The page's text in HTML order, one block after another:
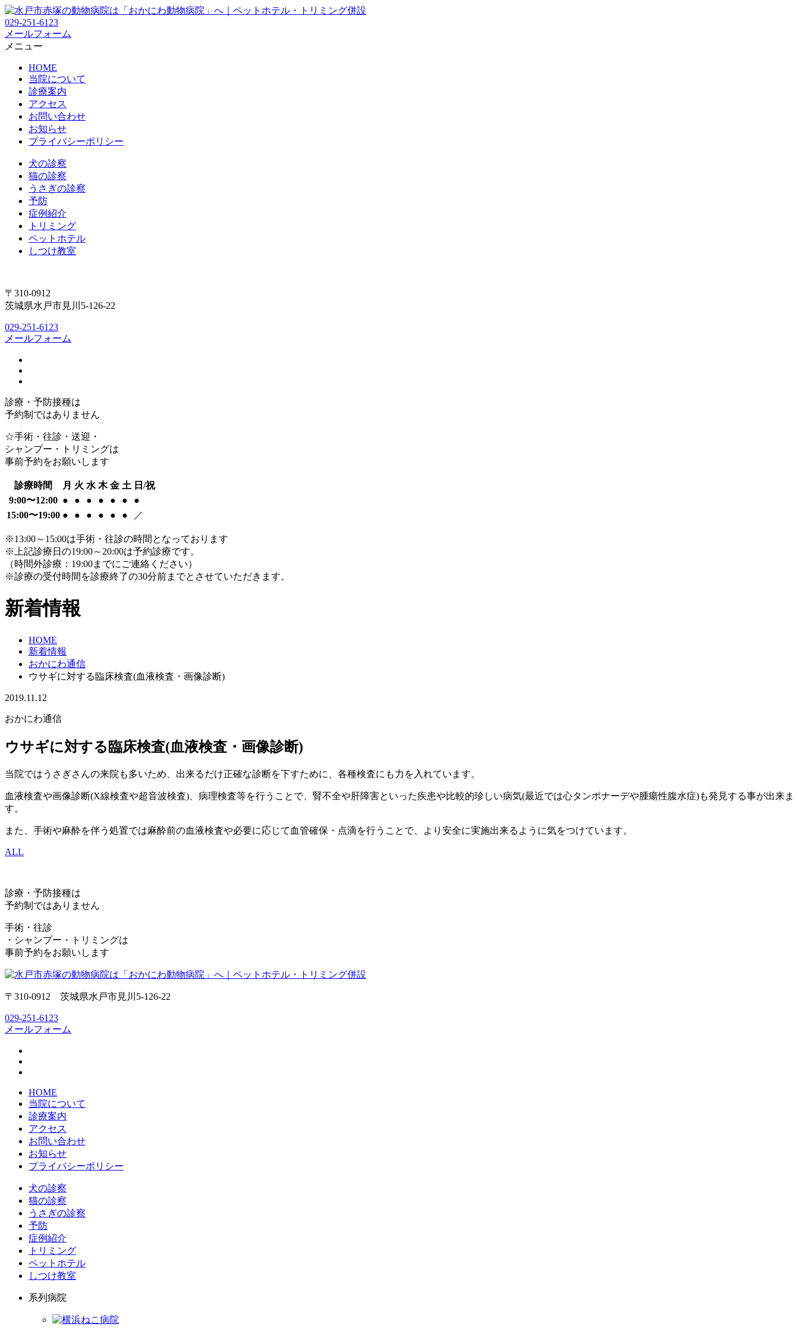
029-251-6123
メールフォーム
メニュー
HOME
当院について
診療案内
アクセス
お問い合わせ
お知らせ
プライバシーポリシー
犬の診察
猫の診察
うさぎの診察
予防
症例紹介
トリミング
ペットホテル
しつけ教室
〒310-0912
茨城県水戸市見川5-126-22
029-251-6123
メールフォーム
診療・予防接種は
予約制ではありません
☆手術・往診・送迎・
シャンプー・トリミングは
事前予約をお願いします
診療時間 月 火 水 木 金 土 日/祝
9:00〜12:00 ● ● ● ● ● ●
●
15:00〜19:00 ● ● ● ● ● ● ／
※13:00～15:00は手術・往診の時間となっております
※上記診療日の19:00～20:00は予約診療です。
（時間外診療：19:00までにご連絡ください）
※診療の受付時間を診療終了の30分前までとさせていただきます。
新着情報
HOME
新着情報
おかにわ通信
ウサギに対する臨床検査(血液検査・画像診断)
2019.11.12
おかにわ通信
ウサギに対する臨床検査(血液検査・画像診断)
当院ではうさぎさんの来院も多いため、出来るだけ正確な診断を下すために、各種検査にも力を入れています。
血液検査や画像診断(X線検査や超音波検査)、病理検査等を行うことで、腎不全や肝障害といった疾患や比較的珍しい病気(最近では心タンポナーデや腫瘍性腹水症)も発見する事が出来ま
す。
また、手術や麻酔を伴う処置では麻酔前の血液検査や必要に応じて血管確保・点滴を行うことで、より安全に実施出来るように気をつけています。
ALL
診療・予防接種は
予約制ではありません
手術・往診
・シャンプー・トリミングは
事前予約をお願いします
〒310-0912 茨城県水戸市見川5-126-22
029-251-6123
メールフォーム
HOME
当院について
診療案内
アクセス
お問い合わせ
お知らせ
プライバシーポリシー
犬の診察
猫の診察
うさぎの診察
予防
症例紹介
トリミング
ペットホテル
しつけ教室
系列病院